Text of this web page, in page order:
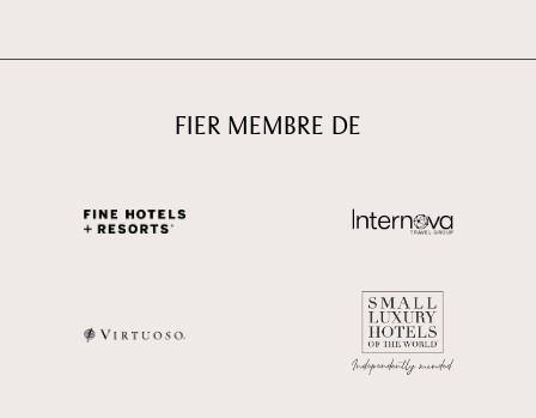
FIER MEMBRE DE